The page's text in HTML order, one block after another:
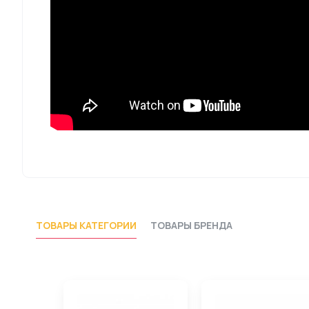
ТОВАРЫ КАТЕГОРИИ ТОВАРЫ БРЕНДА